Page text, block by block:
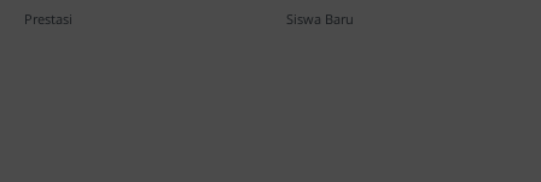
Prestasi
Siswa Baru